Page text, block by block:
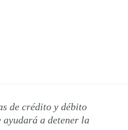
de crédito y débito
a detener la